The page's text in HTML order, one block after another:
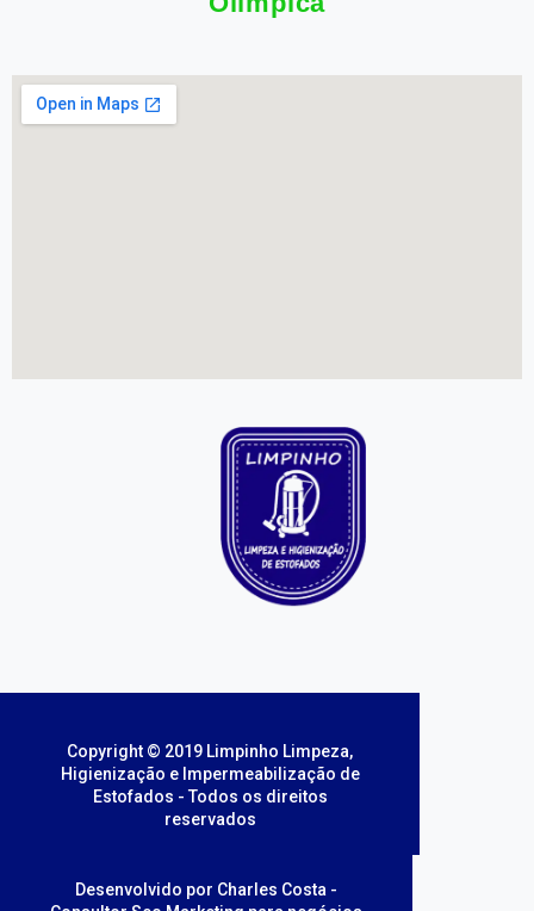
Copyright © 2019 Limpinho Limpeza,
Higienização e Impermeabilização de
Estofados - Todos os direitos
reservados
Desenvolvido por Charles Costa -